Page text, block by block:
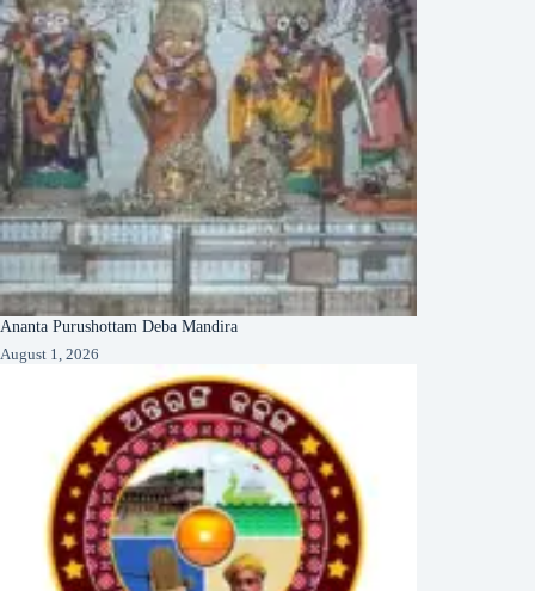
Ananta Purushottam Deba Mandira
August 1, 2026